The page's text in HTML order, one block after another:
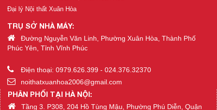
Đại lý Nội thất Xuân Hòa
TRỤ SỞ NHÀ MÁY:
Đường Nguyễn Văn Linh, Phường Xuân Hòa, Thành Phố
Phúc Yên, Tỉnh Vĩnh Phúc
Điện thoại: 0979.626.399 - 024.376.32370
noithatxuanhoa2006@gmail.com
PHÂN PHỐI TẠI HÀ NỘI:
Tầng 3. P308, 204 Hồ Tùng Mậu, Phường Phú Diễn, Quận